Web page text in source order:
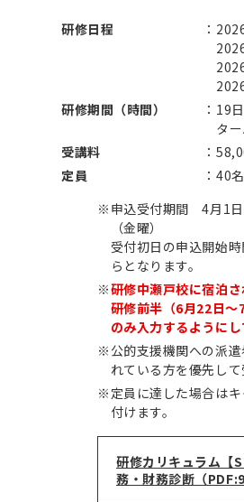
研修日程
研修期間（時間）
19
ター
受講料
定員
40名
※ 申込受付期間 4月1
（金曜）
受付初日の申込開始
らとなります。
※研修中瀬戸校に宿泊
研修前半（6月22日～
のみ入力するようにし
※ 公的支援機関への派
れている方を優先して
※ 定員に達した場合は
付けます。
研修カリキュラム【
務・財務診断（